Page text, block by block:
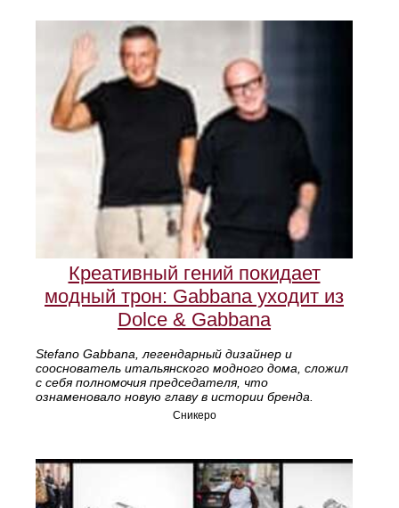
Креативный гений покидает
модный трон: Gabbana уходит из
Dolce & Gabbana
Stefano Gabbana, легендарный дизайнер и
сооснователь итальянского модного дома, сложил
с себя полномочия председателя, что
ознаменовало новую главу в истории бренда.
Сникеро